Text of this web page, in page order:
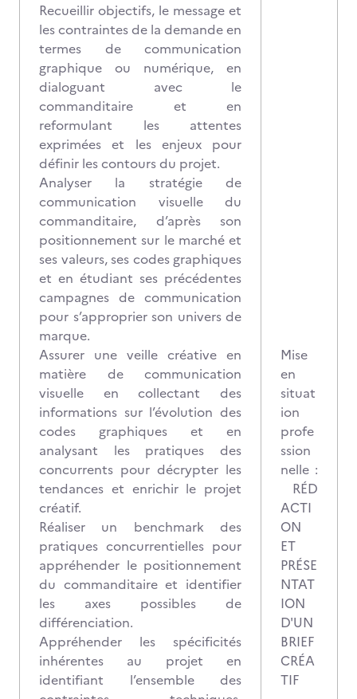
Recueillir objectifs, le message et
les contraintes de la demande en
termes de communication
graphique ou numérique, en
dialoguant avec le
commanditaire et en
reformulant les attentes
exprimées et les enjeux pour
définir les contours du projet.
Analyser la stratégie de
communication visuelle du
commanditaire, d’après son
positionnement sur le marché et
ses valeurs, ses codes graphiques
et en étudiant ses précédentes
campagnes de communication
pour s’approprier son univers de
marque.
Assurer une veille créative en
matière de communication
visuelle en collectant des
informations sur l’évolution des
codes graphiques et en
analysant les pratiques des
concurrents pour décrypter les
tendances et enrichir le projet
créatif.
Réaliser un benchmark des
pratiques concurrentielles pour
appréhender le positionnement
du commanditaire et identifier
les axes possibles de
différenciation.
Appréhender les spécificités
inhérentes au projet en
identifiant l’ensemble des
Mise
en
situat
ion
profe
ssion
nelle :
RÉD
ACTI
ON
ET
PRÉSE
NTAT
ION
D'UN
BRIEF
CRÉA
TIF